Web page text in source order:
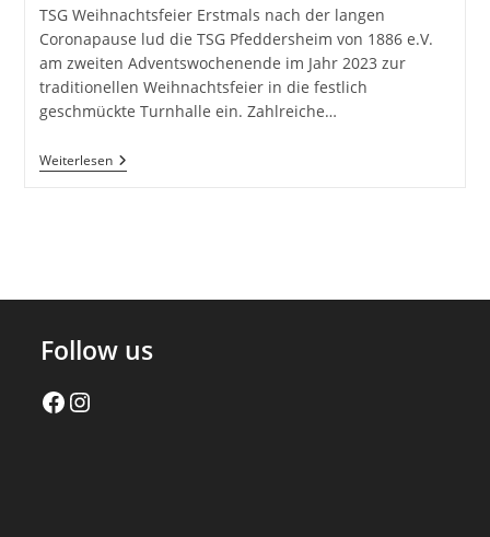
TSG Weihnachtsfeier Erstmals nach der langen
Coronapause lud die TSG Pfeddersheim von 1886 e.V.
am zweiten Adventswochenende im Jahr 2023 zur
traditionellen Weihnachtsfeier in die festlich
geschmückte Turnhalle ein. Zahlreiche…
WeiterlesenTSG
Weihnachtsfeier
Follow us
FacebookInstagram